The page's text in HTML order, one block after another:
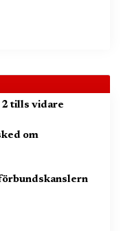
tills vidare
om